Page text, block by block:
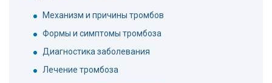
Механизм и причины тромбов
Формы и симптомы тромбоза
Диагностика заболевания
Лечение тромбоза